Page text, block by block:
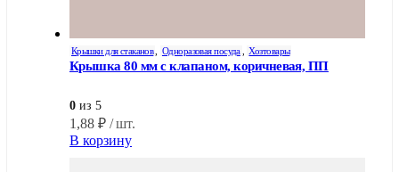
Крышки для стаканов Одноразовая посуда Хозтовары
Крышка 80 мм с клапаном, коричневая, ПП
0 из 5
1,88 ₽ / шт.
В корзину